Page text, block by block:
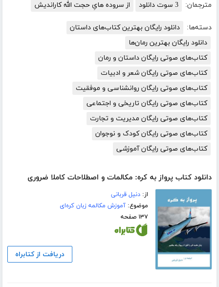
مترجمان: 3 سوت دانلود از سروده هایِ حجت الله کاراندیش
دسته‌ها:
دانلود رایگان بهترین کتاب‌های داستان
دانلود رایگان بهترین رمان‌ها
کتاب‌های صوتی رایگان داستان و رمان
کتاب‌های صوتی رایگان شعر و ادبیات
کتاب‌های صوتی رایگان روانشناسی و موفقیت
کتاب‌های صوتی رایگان تاریخی و اجتماعی
کتاب‌های صوتی رایگان مدیریت و تجارت
کتاب‌های صوتی رایگان کودک و نوجوان
کتاب‌های صوتی رایگان آموزشی
دانلود کتاب پرواز به کره: مکالمات و اصطلاحات کاملا ضروری
از:دنیل قربانی
موضوع:آموزش مکالمه زبان کره‌ای
۱۳۷ صفحه
دریافت از کتابراه